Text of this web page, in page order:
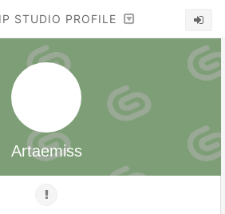
STUDIO PROFILE
Artaemiss